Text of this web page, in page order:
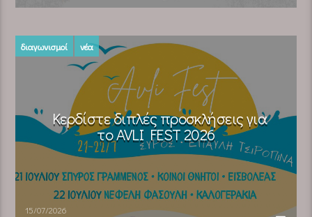
διαγωνισμοί νέα
Κερδίστε διπλές προσκλήσεις για
το AVLI FEST 2026
15/07/2026